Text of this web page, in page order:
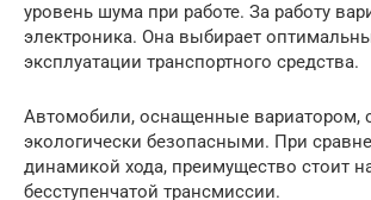
уровень шума при работе. За работу
электроника. Она выбирает
эксплуатации транспортного средства.
Автомобили, оснащенные вариатором,
экологически безопасными. При
динамикой хода, преимущество стоит
бесступенчатой трансмиссии.